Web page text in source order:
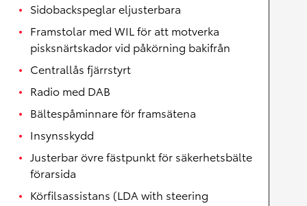
Sidobackspeglar eljusterbara
Framstolar med WIL för att motverka
pisksnärtskador vid påkörning bakifrån
Centrallås fjärrstyrt
Radio med DAB
Bältespåminnare för framsätena
Insynsskydd
Justerbar övre fästpunkt för säkerhetsbälte
förarsida
Körfilsassistans (LDA with steering